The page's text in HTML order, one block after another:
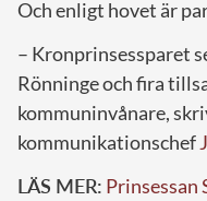
Och enligt hovet är
– Kronprinsessparet
Rönninge och fira
kommuninvånare,
kommunikationschef
LÄS MER: Prinsessan